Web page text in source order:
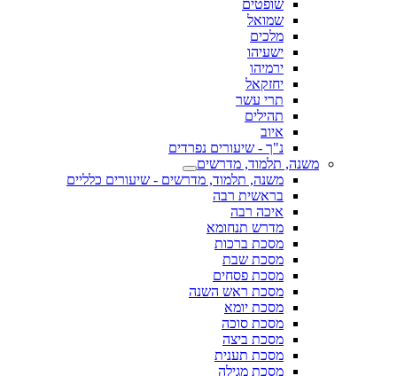
שופטים
שמואל
מלכים
ישעיהו
ירמיהו
יחזקאל
תרי עשר
תהילים
איוב
נ"ך - שיעורים נפרדים
משנה, תלמוד, מדרשים
משנה, תלמוד, מדרשים - שיעורים כלליים
בראשית רבה
איכה רבה
מדרש תנחומא
מסכת ברכות
מסכת שבת
מסכת פסחים
מסכת ראש השנה
מסכת יומא
מסכת סוכה
מסכת ביצה
מסכת תענית
מסכת מגילה